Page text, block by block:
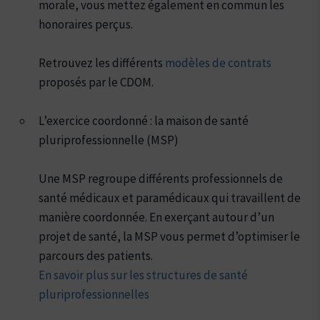
morale, vous mettez également en commun les
honoraires perçus.
Retrouvez les différents modèles de contrats
proposés par le CDOM.
L’exercice coordonné : la maison de santé
pluriprofessionnelle (MSP)
Une MSP regroupe différents professionnels de
santé médicaux et paramédicaux qui travaillent de
manière coordonnée. En exerçant autour d’un
projet de santé, la MSP vous permet d’optimiser le
parcours des patients.
En savoir plus sur les structures de santé
pluriprofessionnelles